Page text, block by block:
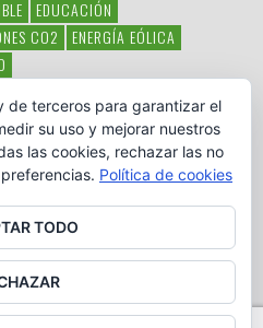
EDUCACIÓN
CO2
ENERGÍA EÓLICA
AMBIENTE
MÉXICO
PAZ POBREZA POESÍA
POLITICA
SOBERANÍA ALIMENTARIA
TECNOLOGÍA VERTIDO PETROLEO
de terceros para garantizar el
su uso y mejorar nuestros
las cookies, rechazar las no
Política de cookies
TODO